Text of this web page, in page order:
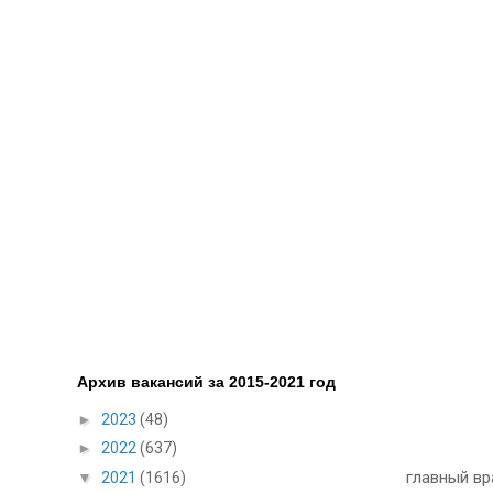
главный
Архив вакансий за 2015-2021 год
► 2023 (48)
► 2022 (637)
▼ 2021 (1616)